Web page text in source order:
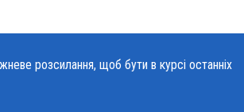
розсилання, щоб бути в курсі останніх